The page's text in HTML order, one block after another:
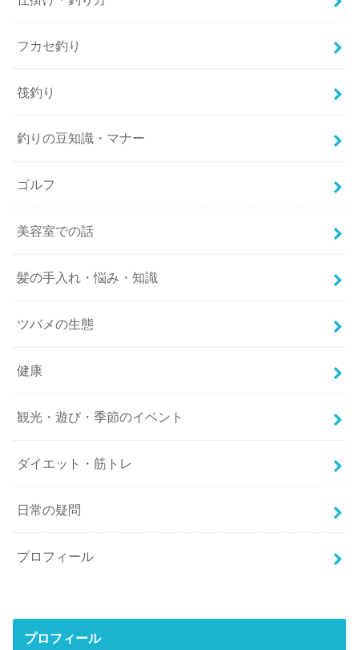
フカセ釣り
筏釣り
釣りの豆知識・マナー
ゴルフ
美容室での話
髪の手入れ・悩み・知識
ツバメの生態
健康
観光・遊び・季節のイベント
ダイエット・筋トレ
日常の疑問
プロフィール
プロフィール